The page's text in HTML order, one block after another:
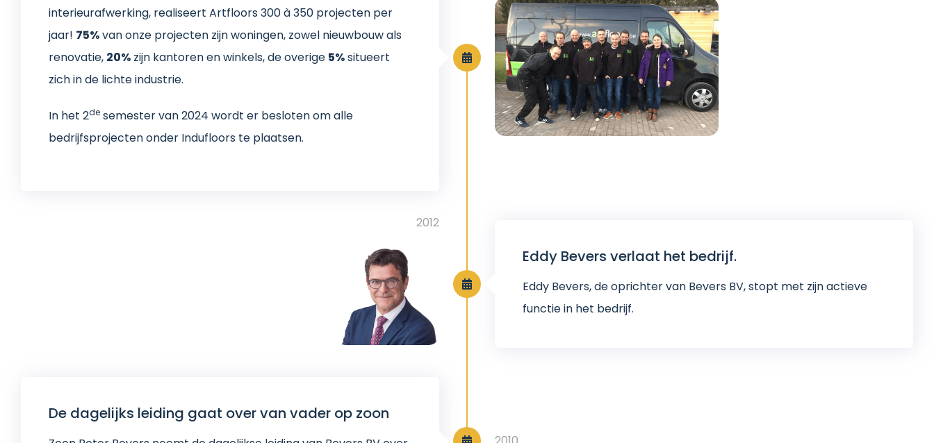
interieurafwerking, realiseert Artfloors 300 à 350 projecten per
jaar! 75%van onze projecten zijn woningen, zowel nieuwbouw als
renovatie, 20% zijn kantoren en winkels, de overige 5%situeert
zich in de lichte industrie.
In het 2de semester van 2024 wordt er besloten om alle
bedrijfsprojecten onder Indufloors te plaatsen.
Eddy Bevers verlaat het bedrijf.
Eddy Bevers, de oprichter van Bevers BV, stopt met zijn actieve
functie in het bedrijf.
2012
De dagelijks leiding gaat over van vader op zoon